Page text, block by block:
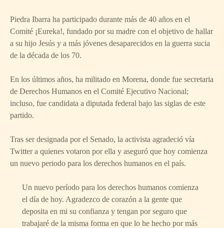
Piedra Ibarra ha participado durante más de 40 años en el
Comité ¡Eureka!, fundado por su madre con el objetivo de hallar
a su hijo Jesús y a más jóvenes desaparecidos en la guerra sucia
de la década de los 70.
En los últimos años, ha militado en Morena, donde fue secretaria
de Derechos Humanos en el Comité Ejecutivo Nacional;
incluso, fue candidata a diputada federal bajo las siglas de este
partido.
Tras ser designada por el Senado, la activista agradeció vía
Twitter a quienes votaron por ella y aseguró que hoy comienza
un nuevo periodo para los derechos humanos en el país.
Un nuevo período para los derechos humanos comienza
el día de hoy. Agradezco de corazón a la gente que
deposita en mi su confianza y tengan por seguro que
trabajaré de la misma forma en que lo he hecho por más